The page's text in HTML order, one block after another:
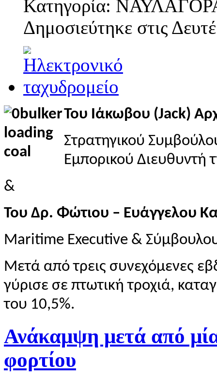
Κατηγορία:
Δημοσιεύτηκε στις
Του Ιάκωβου (Jack)
Στρατηγικού
Εμπορικού Διευθυντή
&
Του Δρ. Φώτιου – Ευάγγελου
Maritime Executive &
Μετά από τρεις συνεχόμενες
γύρισε σε πτωτική τροχιά,
του 10,5%.
Ανάκαμψη μετά από
φορτίου